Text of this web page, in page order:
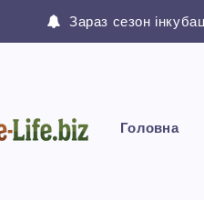
Зараз сезон
Головна